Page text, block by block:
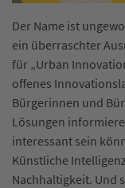
Der Name ist
ein überraschter
für „Urban
offenes
Bürgerinnen und
Lösungen
interessant sein
Künstliche
Nachhaltigkeit. Und